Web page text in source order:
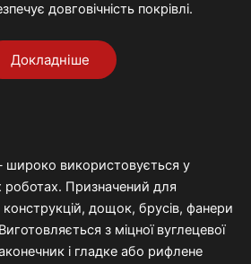
довговічність покрівлі.
Докладніше
широко використовується у
роботах. Призначений для
конструкцій, дощок, брусів, фанери
Виготовляється з міцної вуглецевої
і гладке або рифлене